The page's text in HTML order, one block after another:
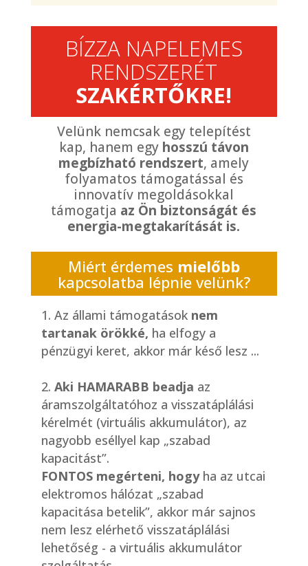
BÍZZA NAPELEMES
RENDSZERÉT
SZAKÉRTŐKRE!
Velünk nemcsak egy telepítést
kap, hanem egy hosszú távon
megbízható rendszert, amely
folyamatos támogatással és
innovatív megoldásokkal
támogatja az Ön biztonságát és
energia-megtakarítását is.
Miért érdemes mielőbb
kapcsolatba lépnie velünk?
Az állami támogatások nem
tartanak örökké, ha elfogy a
pénzügyi keret, akkor már késő lesz ...
Aki HAMARABB beadja az
áramszolgáltatóhoz a visszatáplálási
kérelmét (virtuális akkumulátor), az
nagyobb eséllyel kap „szabad
kapacitást”.
FONTOS megérteni, hogyha az utcai
elektromos hálózat „szabad
kapacitása betelik”, akkor már sajnos
nem lesz elérhető visszatáplálási
lehetőség - a virtuális akkumulátor